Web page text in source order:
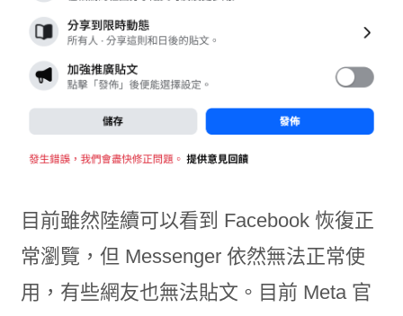
目前雖然陸續可以看到 Facebook 恢復正
常瀏覽，但 Messenger 依然無法正常使
用，有些網友也無法貼文。目前 Meta 官